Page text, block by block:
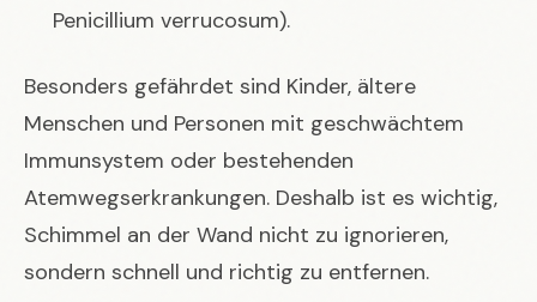
Penicillium verrucosum).
Besonders gefährdet sind Kinder, ältere
Menschen und Personen mit geschwächtem
Immunsystem oder bestehenden
Atemwegserkrankungen. Deshalb ist es wichtig,
Schimmel an der Wand nicht zu ignorieren,
sondern schnell und richtig zu entfernen.